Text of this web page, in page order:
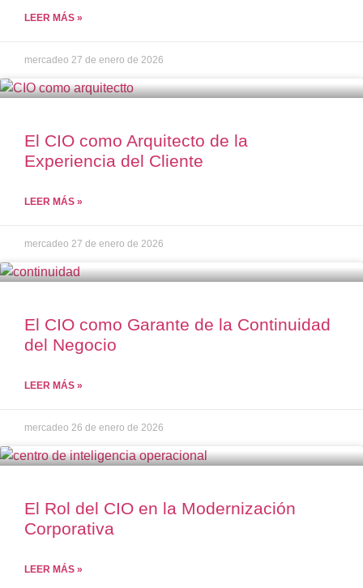
LEER MÁS »
mercadeo 27 de enero de 2026
El CIO como Arquitecto de la
Experiencia del Cliente
LEER MÁS »
mercadeo 27 de enero de 2026
El CIO como Garante de la Continuidad
del Negocio
LEER MÁS »
mercadeo 26 de enero de 2026
El Rol del CIO en la Modernización
Corporativa
LEER MÁS »